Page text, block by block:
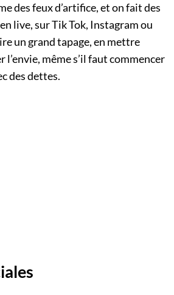
des feux d’artifice, et on fait des
live, sur Tik Tok, Instagram ou
un grand tapage, en mettre
l’envie, même s’il faut commencer
des dettes.